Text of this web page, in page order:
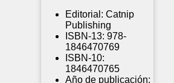
Editorial: Catnip
Publishing
ISBN-13: 978-
1846470769
ISBN-10:
1846470765
Año de publicación: